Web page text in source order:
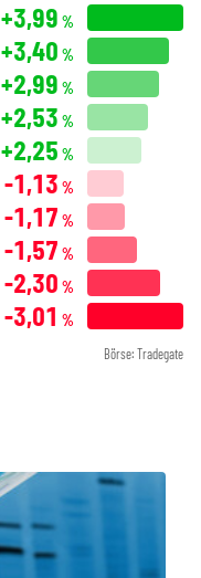
+3,99 %
+3,40 %
+2,99 %
+2,53 %
+2,25 %
-1,13 %
-1,17 %
-1,57 %
-2,30 %
-3,01 %
Börse: Tradegate